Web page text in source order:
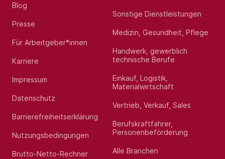
Blog
Presse
Für Arbeitgeber*innen
Karriere
Impressum
Datenschutz
Barrierefreiheitserklärung
Nutzungsbedingungen
Brutto-Netto-Rechner
Sonstige Dienstleistungen
Medizin, Gesundheit, Pflege
Handwerk, gewerblich
technische Berufe
Einkauf, Logistik,
Materialwirtschaft
Vertrieb, Verkauf, Sales
Berufskraftfahrer,
Personenbeförderung
Alle Branchen